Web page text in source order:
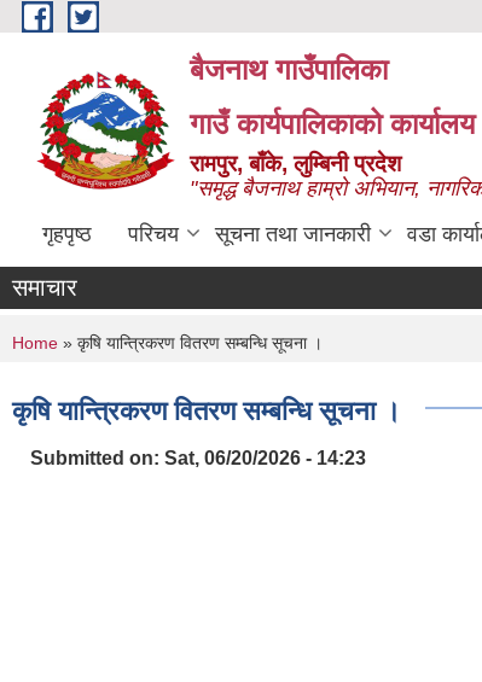
Skip to main content
बैजनाथ गाउँपालिका
गाउँ कार्यपालिकाको कार्यालय
रामपुर, बाँके, लुम्बिनी प्रदेश
"समृद्ध बैजनाथ हाम्रो अभियान,
गृहपृष्ठ परिचय सूचना तथा जानकारी वडा
समाचार
You are here
Home » कृषि यान्त्रिकरण वितरण सम्बन्धि सूचना ।
कृषि यान्त्रिकरण वितरण सम्बन्धि सूचना ।
Submitted on: Sat, 06/20/2026 - 14:23